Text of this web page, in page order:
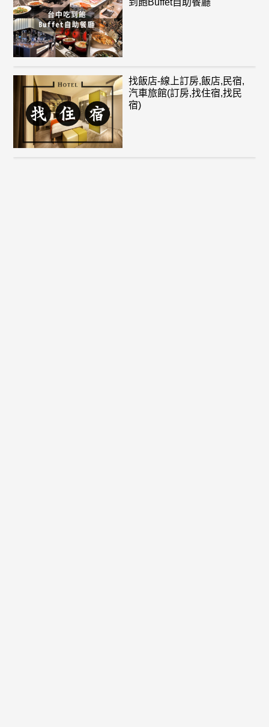
到飽Buffet自助餐廳
找飯店-線上訂房,飯店,民宿,
汽車旅館(訂房,找住宿,找民
宿)